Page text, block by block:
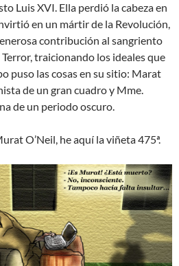
Luis XVI. Ella perdió la cabeza en
en un mártir de la Revolución,
contribución al sangriento
traicionando los ideales que
puso las cosas en su sitio: Marat
de un gran cuadro y Mme.
de un periodo oscuro.
O’Neil, he aquí la viñeta 475ª.